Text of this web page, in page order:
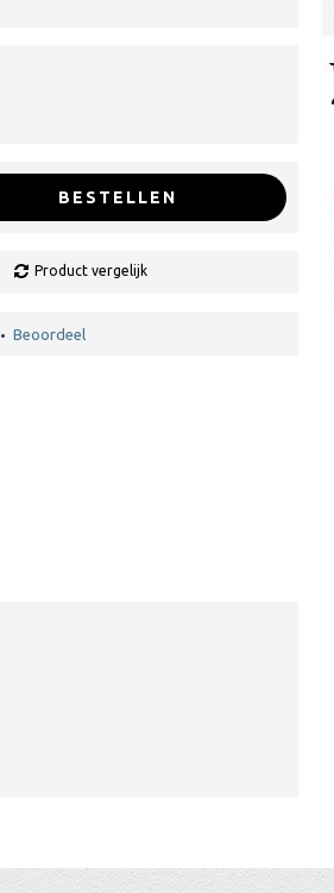
BESTELLEN
Product vergelijk
• Beoordeel